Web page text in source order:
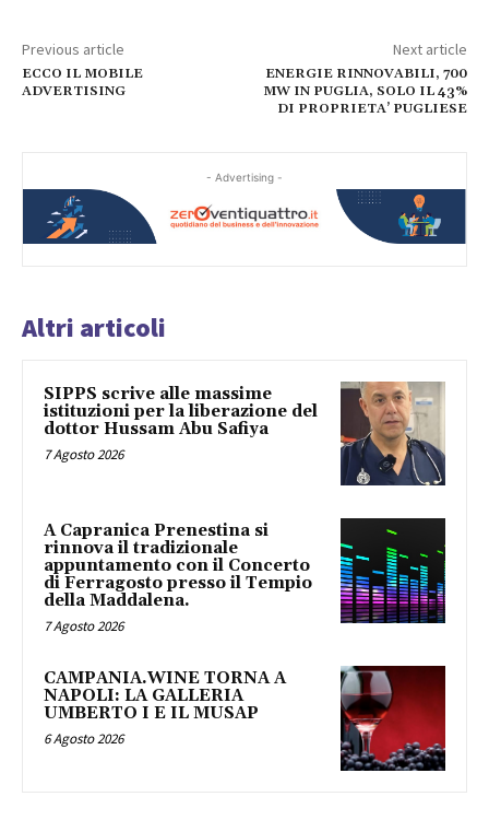
Previous article
ECCO IL MOBILE
ADVERTISING
Next article
ENERGIE RINNOVABILI, 700
MW IN PUGLIA, SOLO IL 43%
DI PROPRIETA’ PUGLIESE
- Advertising -
Altri articoli
SIPPS scrive alle massime
istituzioni per la liberazione del
dottor Hussam Abu Safiya
7 Agosto 2026
A Capranica Prenestina si
rinnova il tradizionale
appuntamento con il Concerto
di Ferragosto presso il Tempio
della Maddalena.
7 Agosto 2026
CAMPANIA.WINE TORNA A
NAPOLI: LA GALLERIA
UMBERTO I E IL MUSAP
6 Agosto 2026